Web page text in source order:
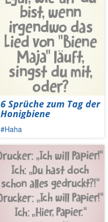
6 Sprüche zum Tag der
Honigbiene
#Haha